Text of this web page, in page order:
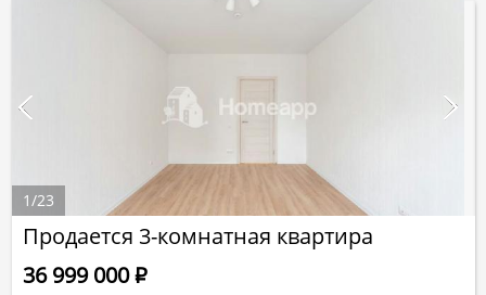
Продается 3-комнатная квартира
36 999 000Р
1/23